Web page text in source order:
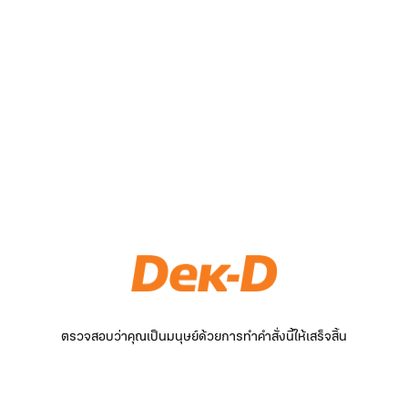
ตรวจสอบว่าคุณเป็นมนุษย์ด้วยการทำคำสั่งนี้ให้เสร็จสิ้น